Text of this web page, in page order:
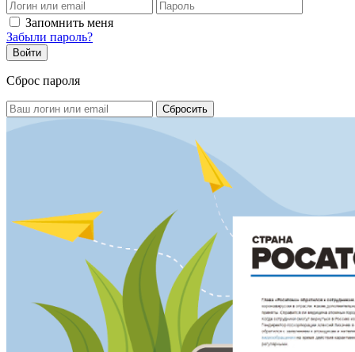
Запомнить меня
Забыли пароль?
Сброс пароля